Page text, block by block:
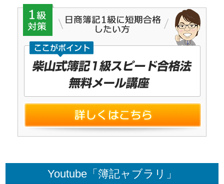
Youtube「簿記ャブラリ」